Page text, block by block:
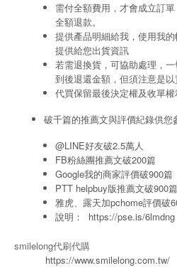
需付全額費用，才會成立訂
全額退款。
提供產品明細給我，使用我
提供給您出貨資訊
若需退換貨，可協助處理，
到後退還金額，但須注意是
代買保留最後決定權及收單權
破千篇的推薦文與評價紀錄供您
@LINE好友破2.5萬人
FB粉絲團推薦文破200篇
Google我的商家評價破900篇
PTT helpbuy版推薦文破900篇
雅虎、露天加pchome評價破
說明： https://pse.is/6lmdng
smilelong代刷代購
https://www.smilelong.com.tw/